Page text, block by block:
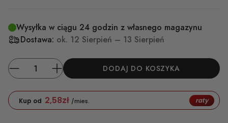
Wysyłka w ciągu 24 godzin z własnego magazynu
Dostawa: ok. 12 Sierpień – 13 Sierpień
DODAJ DO KOSZYKA
Kup od 2,58zł /mies. raty